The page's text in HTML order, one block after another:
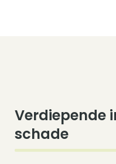
Verdiepende
schade